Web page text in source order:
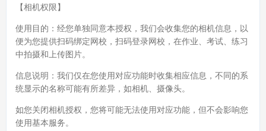
【相机权限】
使用目的：经您单独同意本授权，我们会收集您的相机信息，以
便为您提供扫码绑定网校，扫码登录网校，在作业、考试、练习
中拍摄和上传图片。
信息说明：我们仅在您使用对应功能时收集相应信息，不同的系
统显示的名称可能有所差异，如相机、摄像头。
如您关闭相机授权，您将可能无法使用对应功能，但不会影响您
使用基本服务。